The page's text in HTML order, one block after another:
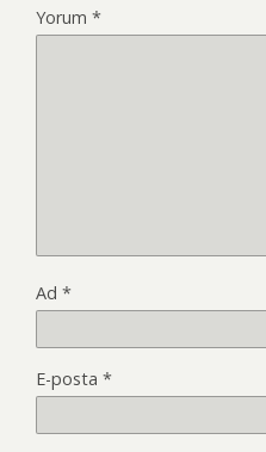
Yorum *
Ad *
E-posta *